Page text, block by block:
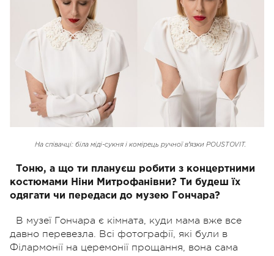
На співачці: біла міді-сукня і комірець ручної вʼязки POUSTOVIT.
Тоню, а що ти плануєш робити з концертними
костюмами Ніни Митрофанівни? Ти будеш їх
одягати чи передаси до музею Гончара?
В музеї Гончара є кімната, куди мама вже все
давно перевезла. Всі фотографії, які були в
Філармонії на церемонії прощання, вона сама